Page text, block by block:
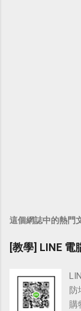
這個網誌中的熱門
[教學] LINE 電
防
購